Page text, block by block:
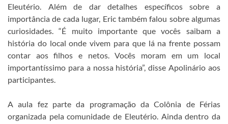
Eleutério. Além de dar detalhes específicos sobre a
importância de cada lugar, Eric também falou sobre algumas
curiosidades. “É muito importante que vocês saibam a
história do local onde vivem para que lá na frente possam
contar aos filhos e netos. Vocês moram em um local
importantíssimo para a nossa história”, disse Apolinário aos
participantes.
A aula fez parte da programação da Colônia de Férias
organizada pela comunidade de Eleutério. Ainda dentro da